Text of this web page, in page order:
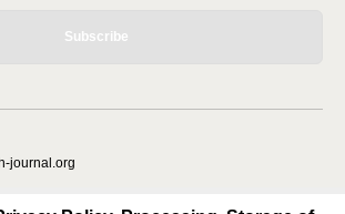
Subscribe
journal.org